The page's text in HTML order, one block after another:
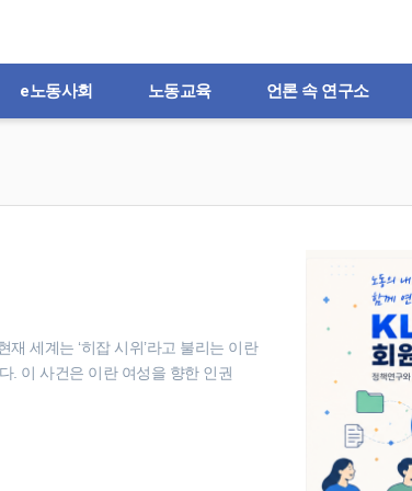
e노동사회 노동교육 언론 속 연구소
세계는 ‘히잡 시위’라고 불리는 이란
. 이 사건은 이란 여성을 향한 인권